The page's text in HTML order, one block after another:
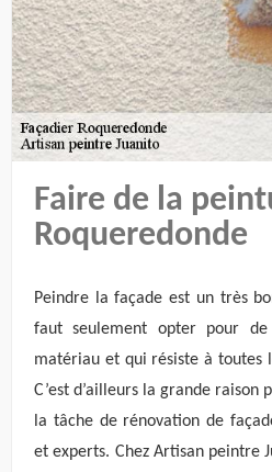
Faire de la
Roqueredonde
Peindre la façade est un très
faut seulement opter pour
matériau et qui résiste à toutes
C’est d’ailleurs la grande
la tâche de rénovation de
et experts. Chez Artisan peintre